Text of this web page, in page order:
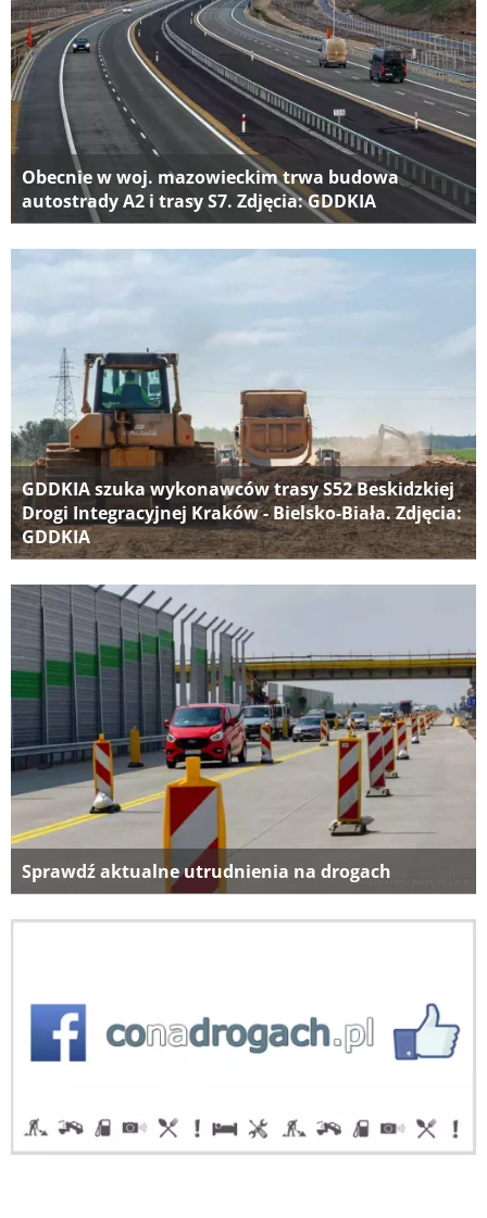
Obecnie w woj. mazowieckim trwa budowa
autostrady A2 i trasy S7. Zdjęcia: GDDKIA
GDDKIA szuka wykonawców trasy S52 Beskidzkiej
Drogi Integracyjnej Kraków - Bielsko-Biała. Zdjęcia:
GDDKIA
Sprawdź aktualne utrudnienia na drogach